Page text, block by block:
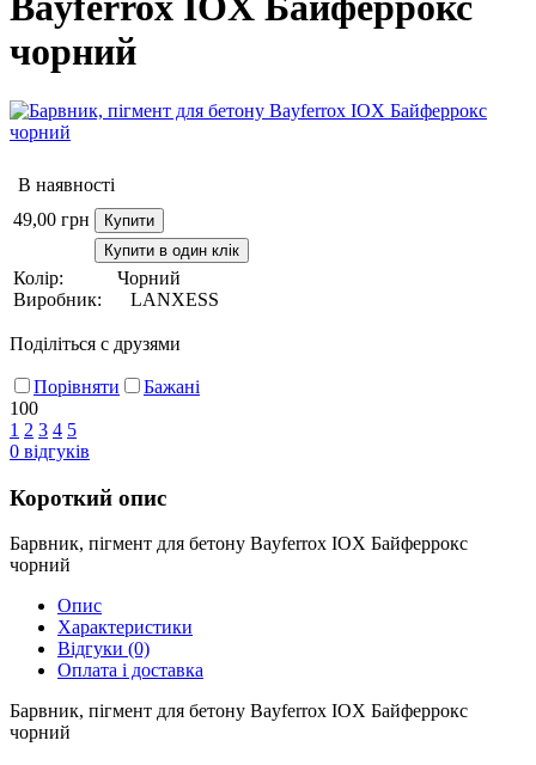
чорний
В наявності
49,00 грн
Купити
Купити в один клік
Колір:
Чорний
Виробник:
LANXESS
Поділіться с друзями
Порівняти
Бажані
100
1 2 3 4 5
0 відгуків
Короткий опис
Барвник, пігмент для бетону Bayferrox IOX Байферрокс
чорний
Опис
Характеристики
Відгуки (0)
Оплата і доставка
Барвник, пігмент для бетону Bayferrox IOX Байферрокс
чорний